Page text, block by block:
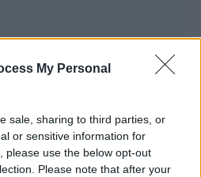
My Personal
sale, sharing to third parties, or
or sensitive information for
please use the below opt-out
Please note that after your